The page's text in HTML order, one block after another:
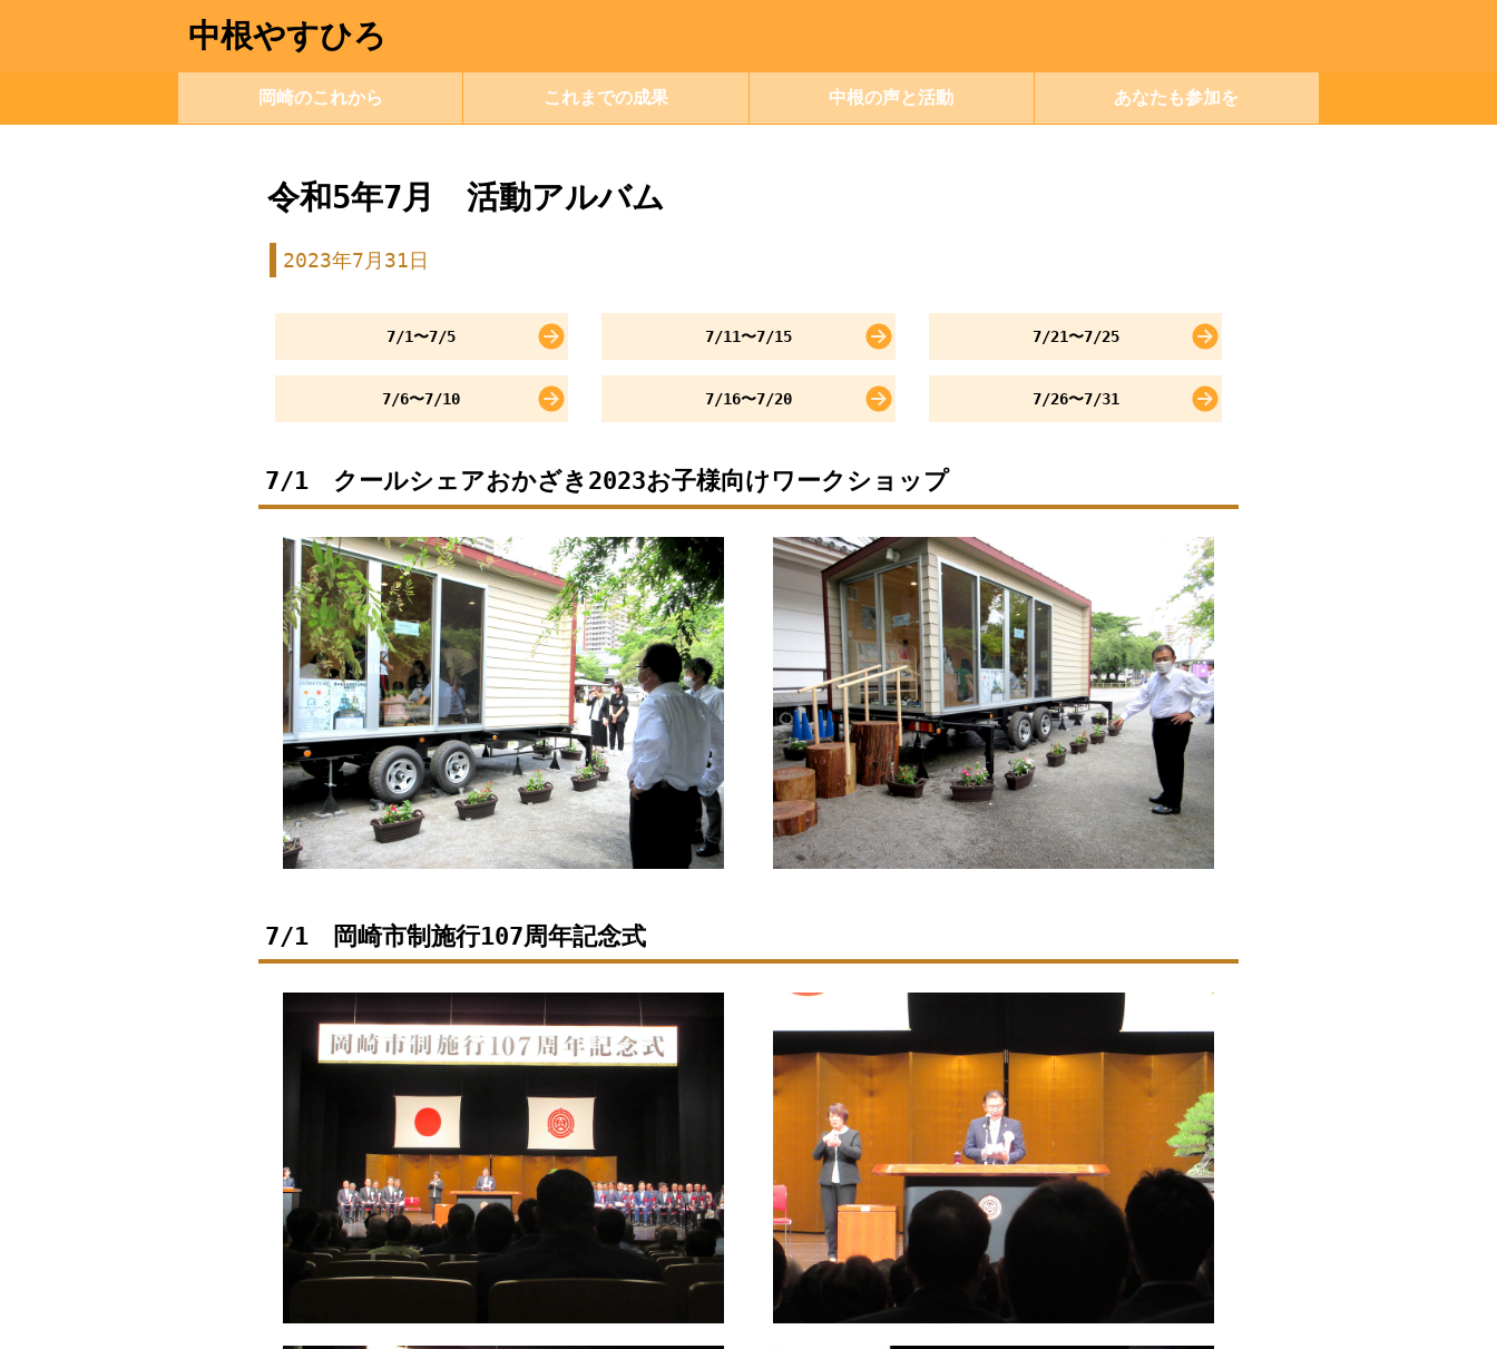
中根やすひろ
岡崎のこれから これまでの成果 中根の声と活動 あなたも参加を
令和5年7月 活動アルバム
2023年7月31日
7/1〜7/5
7/6〜7/10
7/11〜7/15
7/16〜7/20
7/21〜7/25
7/26〜7/31
7/1 クールシェアおかざき2023お子様向けワークショップ
7/1 岡崎市制施行107周年記念式